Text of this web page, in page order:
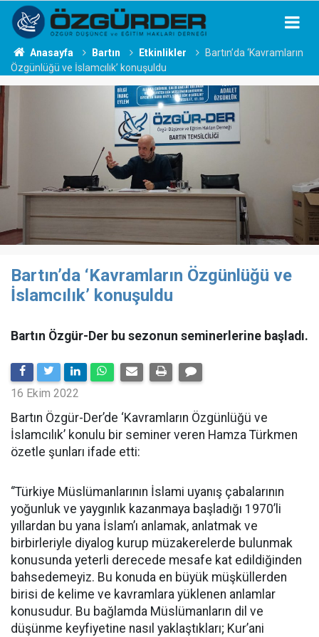
Anasayfa Bartın Etkinlikler
Bartın’da ‘Kavramların
Özgünlüğü ve İslamcılık’ konuşuldu
Bartın’da ‘Kavramların Özgünlüğü ve
İslamcılık’ konuşuldu
Bartın Özgür-Der bu sezonun seminerlerine başladı.
16 Ekim 2022
Bartın Özgür-Der’de ‘Kavramların Özgünlüğü ve
İslamcılık’ konulu bir seminer veren Hamza Türkmen
özetle şunları ifade etti:
‘’Türkiye Müslümanlarının İslami uyanış çabalarının
yoğunluk ve yaygınlık kazanmaya başladığı 1970’li
yıllardan bu yana İslam’ı anlamak, anlatmak ve
birbirleriyle diyalog kurup müzakerelerde bulunmak
konusunda yeterli derecede mesafe kat edildiğinden
bahsedemeyiz. Bu konuda en büyük müşküllerden
birisi de kelime ve kavramlara yüklenen anlamlar
konusudur. Bu bağlamda Müslümanların dil ve
düşünme keyfiyetine nasıl yaklaştıkları; Kur’ani